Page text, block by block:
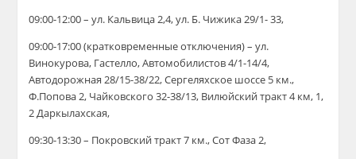
09:00-12:00 – ул. Кальвица 2,4, ул. Б. Чижика 29/1- 33,
09:00-17:00 (кратковременные отключения) – ул.
Винокурова, Гастелло, Автомобилистов 4/1-14/4,
Автодорожная 28/15-38/22, Сергеляхское шоссе 5 км.,
Ф.Попова 2, Чайковского 32-38/13, Вилюйский тракт 4 км, 1,
2 Даркылахская,
09:30-13:30 – Покровский тракт 7 км., Сот Фаза 2,